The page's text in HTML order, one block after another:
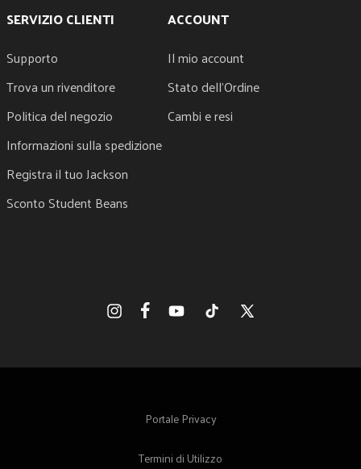
SERVIZIO CLIENTI
Supporto
Trova un rivenditore
Politica del negozio
Informazioni sulla spedizione
Registra il tuo Jackson
Sconto Student Beans
ACCOUNT
Il mio account
Stato dell'Ordine
Cambi e resi
InstagramFacebookYouTubeTikTok X
Portale Privacy
Termini di Utilizzo